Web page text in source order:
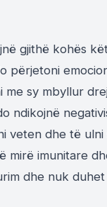
gjithë kohës
përjetoni
me sy mbyllur
ndikojnë
veten dhe të
mirë imunitare
dhe nuk